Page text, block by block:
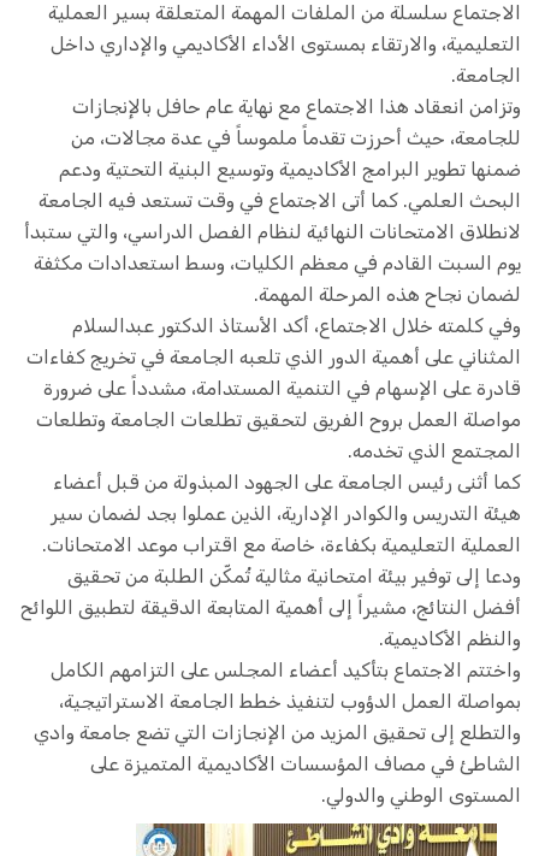
الاجتماع سلسلة من الملفات المهمة المتعلقة بسير العملية
التعليمية، والارتقاء بمستوى الأداء الأكاديمي والإداري داخل
الجامعة.
وتزامن انعقاد هذا الاجتماع مع نهاية عام حافل بالإنجازات
للجامعة، حيث أحرزت تقدماً ملموساً في عدة مجالات، من
ضمنها تطوير البرامج الأكاديمية وتوسيع البنية التحتية ودعم
البحث العلمي. كما أتى الاجتماع في وقت تستعد فيه الجامعة
لانطلاق الامتحانات النهائية لنظام الفصل الدراسي، والتي ستبدأ
يوم السبت القادم في معظم الكليات، وسط استعدادات مكثفة
لضمان نجاح هذه المرحلة المهمة.
وفي كلمته خلال الاجتماع، أكد الأستاذ الدكتور عبدالسلام
المثناني على أهمية الدور الذي تلعبه الجامعة في تخريج كفاءات
قادرة على الإسهام في التنمية المستدامة، مشدداً على ضرورة
مواصلة العمل بروح الفريق لتحقيق تطلعات الجامعة وتطلعات
المجتمع الذي تخدمه.
كما أثنى رئيس الجامعة على الجهود المبذولة من قبل أعضاء
هيئة التدريس والكوادر الإدارية، الذين عملوا بجد لضمان سير
العملية التعليمية بكفاءة، خاصة مع اقتراب موعد الامتحانات.
ودعا إلى توفير بيئة امتحانية مثالية تُمكّن الطلبة من تحقيق
أفضل النتائج، مشيراً إلى أهمية المتابعة الدقيقة لتطبيق اللوائح
والنظم الأكاديمية.
واختتم الاجتماع بتأكيد أعضاء المجلس على التزامهم الكامل
بمواصلة العمل الدؤوب لتنفيذ خطط الجامعة الاستراتيجية،
والتطلع إلى تحقيق المزيد من الإنجازات التي تضع جامعة وادي
الشاطئ في مصاف المؤسسات الأكاديمية المتميزة على
المستوى الوطني والدولي.